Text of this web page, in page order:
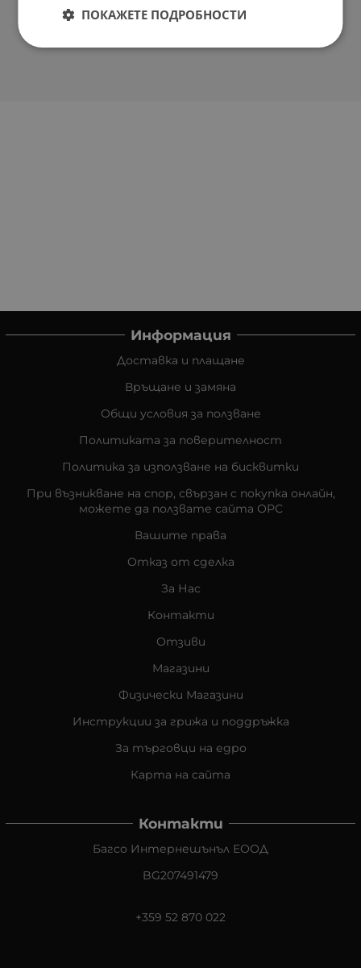
Информация
Доставка и плащане
Връщане и замяна
Общи условия за ползване
Политиката за поверителност
Политика за използване на бисквитки
При възникване на спор, свързан с покупка онлайн,
можете да ползвате сайта ОРС
Вашите права
Отказ от сделка
За Нас
Контакти
Отзиви
Магазини
Физически Магазини
Инструкции за грижа и поддръжка
За търговци на едро
Карта на сайта
Контакти
Багсо Интернешънъл ЕООД
BG207491479
+359 52 870 022
ПОКАЖЕТЕ ПОДРОБНОСТИ